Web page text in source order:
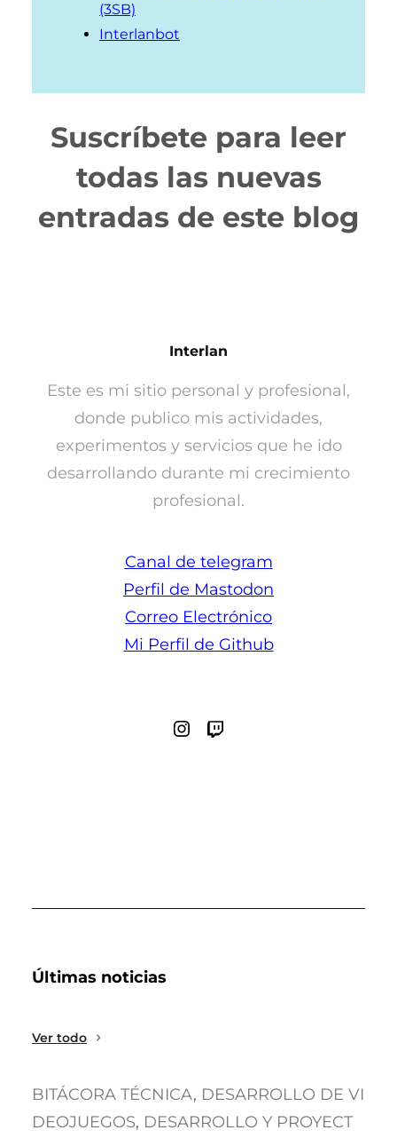
(3SB)
Interlanbot
Suscríbete para leer
todas las nuevas
entradas de este blog
Interlan
Este es mi sitio personal y profesional,
donde publico mis actividades,
experimentos y servicios que he ido
desarrollando durante mi crecimiento
profesional.
Canal de telegram
Perfil de Mastodon
Correo Electrónico
Mi Perfil de Github
Instagram Twitch
Últimas noticias
Ver todo
BITÁCORA TÉCNICA, DESARROLLO DE VI
DEOJUEGOS, DESARROLLO Y PROYECT